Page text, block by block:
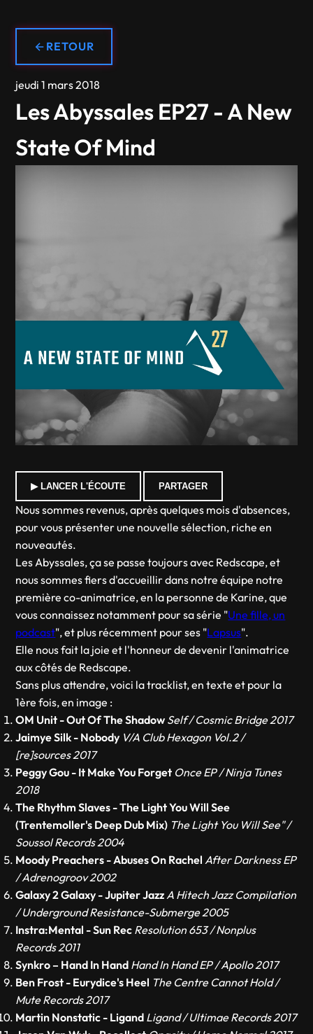
RETOUR
jeudi 1 mars 2018
Les Abyssales EP27 - A New
State Of Mind
▶ LANCER L'ÉCOUTE PARTAGER
Nous sommes revenus, après quelques mois d'absences,
pour vous présenter une nouvelle sélection, riche en
nouveautés.
Les Abyssales, ça se passe toujours avec Redscape, et
nous sommes fiers d'accueillir dans notre équipe notre
première co-animatrice, en la personne de Karine, que
vous connaissez notamment pour sa série "Une fille, un
podcast", et plus récemment pour ses "Lapsus".
Elle nous fait la joie et l'honneur de devenir l'animatrice
aux côtés de Redscape.
Sans plus attendre, voici la tracklist, en texte et pour la
1ère fois, en image :
OM Unit - Out Of The Shadow Self / Cosmic Bridge 2017
Jaimye Silk - Nobody V/A Club Hexagon Vol.2 /
[re]sources 2017
Peggy Gou - It Make You Forget Once EP / Ninja Tunes
2018
The Rhythm Slaves - The Light You Will See
(Trentemoller's Deep Dub Mix) The Light You Will See" /
Soussol Records 2004
Moody Preachers - Abuses On Rachel After Darkness EP
/ Adrenogroov 2002
Galaxy 2 Galaxy - Jupiter JazzA Hitech Jazz Compilation
/ Underground Resistance-Submerge 2005
Instra:Mental - Sun Rec Resolution 653 / Nonplus
Records 2011
Synkro – Hand In Hand Hand In Hand EP / Apollo 2017
Ben Frost - Eurydice's Heel The Centre Cannot Hold /
Mute Records 2017
Martin Nonstatic - Ligand Ligand / Ultimae Records 2017